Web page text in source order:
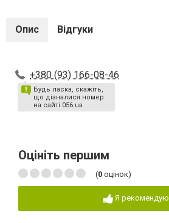
Опис Відгуки
+380 (93) 166-08-46
Будь ласка, скажіть,
що дізналися номер
на сайті 056.ua
Оцініть першим
(0 оцінок)
Я рекомендую